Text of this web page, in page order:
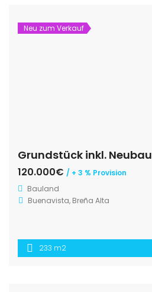
Neu zum Verkauf
Grundstück inkl. Neubau
120.000€ / + 3 % Provision
Bauland
Buenavista, Breña Alta
233 m2